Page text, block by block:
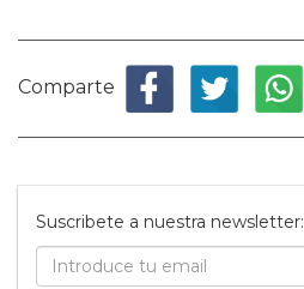
Comparte
Suscribete a nuestra newsletter: